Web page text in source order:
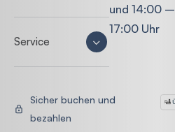
Service
und 14:00 –
17:00 Uhr
Sicher buchen und
bezahlen